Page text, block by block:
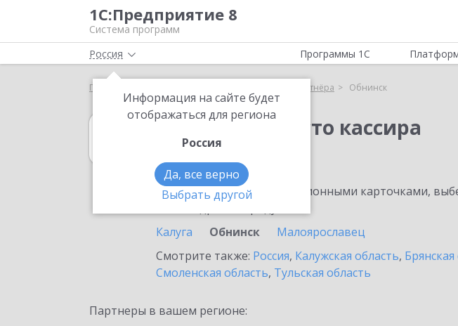
1С:Предприятие 8
Система программ
Россия
Информация на сайте будет
отображаться для региона
Россия
Да, все верно
Выбрать другой
Программы 1С
Главная Выбор партнёра Обнинск
1С:Рабочее место кассира
в Обнинске
Ознакомьтесь с информационными карточками,
Калуга
Обнинск
Малоярославец
Смотрите также: Россия, Калужская область,
Смоленская область, Тульская область
Партнеры в вашем регионе: